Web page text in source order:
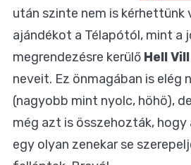
után szinte nem is kérhettünk
ajándékot a Télapótól, mint a
megrendezésre kerülő Hell Vill
neveit. Ez önmagában is elég
(nagyobb mint nyolc, höhö),
még azt is összehozták, hogy
egy olyan zenekar se